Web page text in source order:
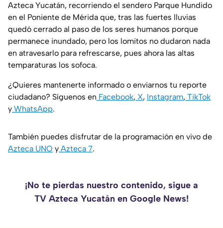
Azteca Yucatán, recorriendo el sendero Parque Hundido
en el Poniente de Mérida que, tras las fuertes lluvias
quedó cerrado al paso de los seres humanos porque
permanece inundado, pero los lomitos no dudaron nada
en atravesarlo para refrescarse, pues ahora las altas
temparaturas los sofoca.
¿Quieres mantenerte informado o enviarnos tu reporte
ciudadano? Síguenos en Facebook, X, Instagram, TikTok
y WhatsApp.
También puedes disfrutar de la programación en vivo de
Azteca UNO y Azteca 7.
¡No te pierdas nuestro contenido, sigue a
TV Azteca Yucatán en Google News!